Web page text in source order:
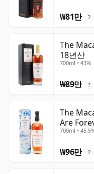
₩81만 ?
The
18년산
700ml • 43%
₩89만 ?
The
Are
년산
700ml •
₩96만 ?